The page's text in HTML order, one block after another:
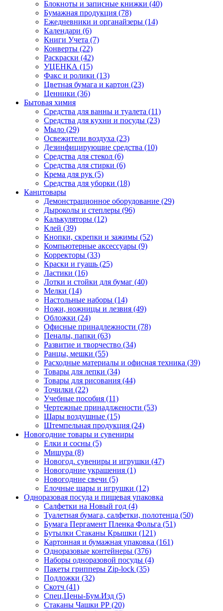
Блокноты и записные книжки (40)
Бумажная продукция (78)
Ежедневники и органайзеры (14)
Календари (6)
Книги Учета (7)
Конверты (22)
Раскраски (42)
УЦЕНКА (15)
Факс и ролики (13)
Цветная бумага и картон (23)
Ценники (36)
Бытовая химия
Средства для ванны и туалета (11)
Средства для кухни и посуды (23)
Мыло (29)
Освежители воздуха (23)
Дезинфицирующие средства (10)
Средства для стекол (6)
Средства для стирки (6)
Крема для рук (5)
Средства для уборки (18)
Канцтовары
Демонстрационное оборудование (29)
Дыроколы и степлеры (96)
Калькуляторы (12)
Клей (39)
Кнопки, скрепки и зажимы (52)
Компьютерные аксессуары (9)
Корректоры (33)
Краски и гуашь (25)
Ластики (16)
Лотки и стойки для бумаг (40)
Мелки (14)
Настольные наборы (14)
Ножи, ножницы и лезвия (49)
Обложки (24)
Офисные принадлежности (78)
Пеналы, папки (63)
Развитие и творчество (34)
Ранцы, мешки (55)
Расходные материалы и офисная техника (39)
Товары для лепки (34)
Товары для рисования (44)
Точилки (22)
Учебные пособия (11)
Чертежные принадлжености (53)
Шары воздушные (15)
Штемпельная продукция (24)
Новогодние товары и сувениры
Елки и сосны (5)
Мишура (8)
Новогод. сувениры и игрушки (47)
Новогодние украшения (1)
Новогодние свечи (5)
Елочные шары и игрушки (12)
Одноразовая посуда и пищевая упаковка
Салфетки на Новый год (4)
Туалетная бумага, салфетки, полотенца (50)
Бумага Пергамент Пленка Фольга (51)
Бутылки Стаканы Крышки (121)
Картонная и бумажная упаковка (161)
Одноразовые контейнеры (376)
Наборы одноразовой посуды (4)
Пакеты грипперы Zip-lock (35)
Подложки (32)
Скотч (41)
Спец.Цены-Бум.Изд (5)
Стаканы Чашки РР (20)